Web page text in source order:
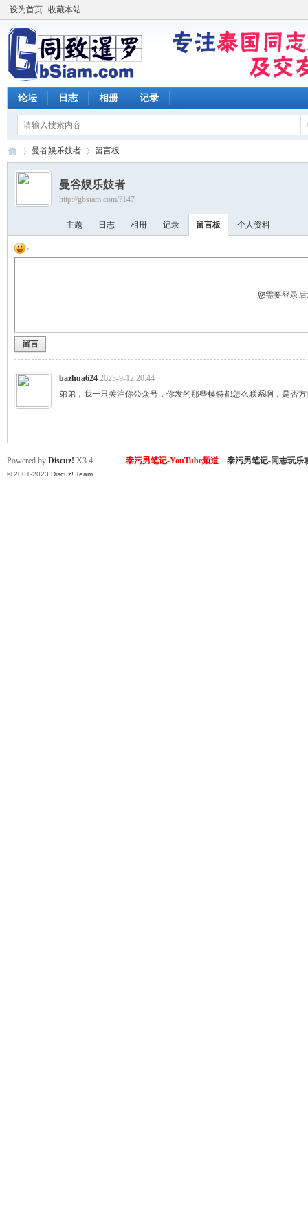
设为首页 收藏本站
论坛 日志 相册 记录
›
曼谷娱乐妓者 留言板
曼谷娱乐妓者
http://gbsiam.com/?147
主题 日志 相册 记录 留言板 个人资料
您需要登录
留言
bazhua624 2023-9-12 20:44
弟弟，我一只关注你公众号，你发的那些模特都怎么联系啊，是否
泰污男笔记-YouTube频道 泰污男笔记-同志玩乐
Powered by Discuz! X3.4
© 2001-2023 Discuz! Team.